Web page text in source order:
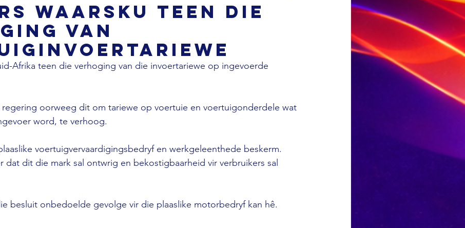
waarsku teen die
van
Afrika teen die verhoging van die invoertariewe op ingevoerde
regering oorweeg dit om tariewe op voertuie en voertuigonderdele wat
word, te verhoog.
voertuigvervaardigingsbedryf en werkgeleenthede beskerm.
dat dit die mark sal ontwrig en bekostigbaarheid vir verbruikers sal
besluit onbedoelde gevolge vir die plaaslike motorbedryf kan hê.